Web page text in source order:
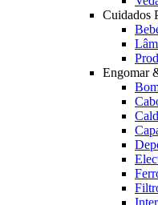
Cuidados
Engomar